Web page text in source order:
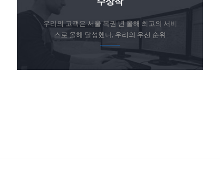
우리의 고객은 서울 복권 년 올해 최고의 서비
스로 올해 달성했다, 우리의 우선 순위